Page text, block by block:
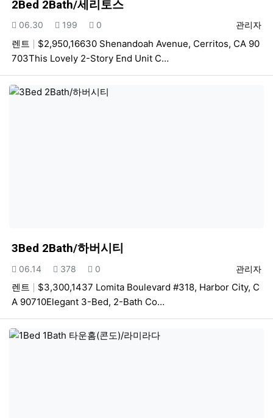
2Bed 2Bath/세리토스
등록자
관리자
등록일
06.30 조회
199 추천
0
렌트
$2,950,16630 Shenandoah Avenue, Cerritos, CA 90
703This Lovely 2-Story End Unit C…
3Bed 2Bath/하버시티
등록자
관리자
등록일
06.14 조회
378 추천
0
렌트
$3,300,1437 Lomita Boulevard #318, Harbor City, C
A 90710Elegant 3-Bed, 2-Bath Co…